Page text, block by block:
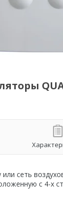
сеть
с 4-х